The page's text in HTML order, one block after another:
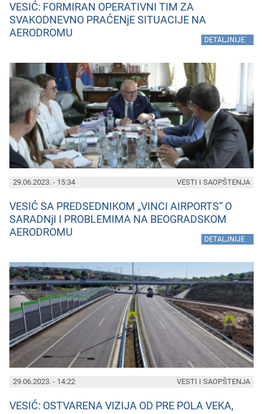
VESIĆ: FORMIRAN OPERATIVNI TIM ZA
SVAKODNEVNO PRAĆENjE SITUACIJE NA
AERODROMU
DETALJNIJE
29.06.2023. - 15:34
VESIĆ SA PREDSEDNIKOM „VINCI AIRPORTS“ O
SARADNjI I PROBLEMIMA NA BEOGRADSKOM
AERODROMU
DETALJNIJE
VESTI I SAOPŠTENJA
29.06.2023. - 14:22
VESIĆ: OSTVARENA VIZIJA OD PRE POLA VEKA,
VESTI I SAOPŠTENJA